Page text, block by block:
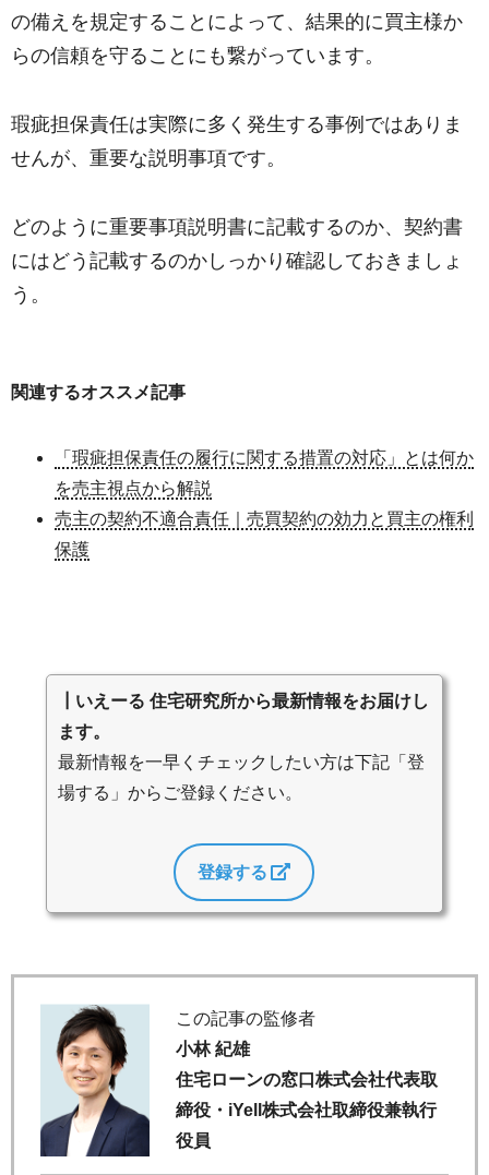
の備えを規定することによって、結果的に買主様か
らの信頼を守ることにも繋がっています。
瑕疵担保責任は実際に多く発生する事例ではありま
せんが、重要な説明事項です。
どのように重要事項説明書に記載するのか、契約書
にはどう記載するのかしっかり確認しておきましょ
う。
関連するオススメ記事
「瑕疵担保責任の履行に関する措置の対応」とは何か
を売主視点から解説
売主の契約不適合責任｜売買契約の効力と買主の権利
保護
┃いえーる 住宅研究所から最新情報をお届けし
ます。
最新情報を一早くチェックしたい方は下記「登
場する」からご登録ください。
登録する
この記事の監修者
小林 紀雄
住宅ローンの窓口株式会社代表取
締役・iYell株式会社取締役兼執行
役員